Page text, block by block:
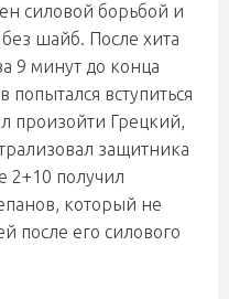
силовой борьбой и
без шайб. После хита
9 минут до конца
вступиться
произойти Грецкий,
защитника
2+10 получил
который не
после его силового